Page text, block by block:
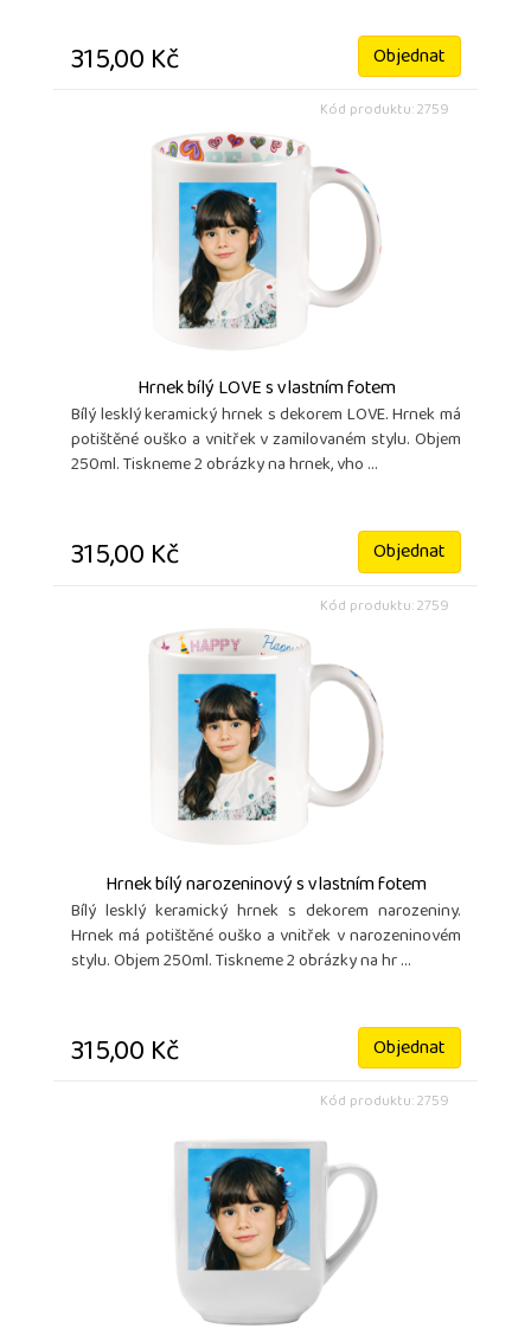
315,00 Kč Objednat
Kód produktu: 2759
Hrnek bílý LOVE s vlastním fotem
Bílý lesklý keramický hrnek s dekorem LOVE. Hrnek má
potištěné ouško a vnitřek v zamilovaném stylu. Objem
250ml. Tiskneme 2 obrázky na hrnek, vho ...
315,00 Kč Objednat
Kód produktu: 2759
Hrnek bílý narozeninový s vlastním fotem
Bílý lesklý keramický hrnek s dekorem narozeniny.
Hrnek má potištěné ouško a vnitřek v narozeninovém
stylu. Objem 250ml. Tiskneme 2 obrázky na hr ...
315,00 Kč Objednat
Kód produktu: 2759